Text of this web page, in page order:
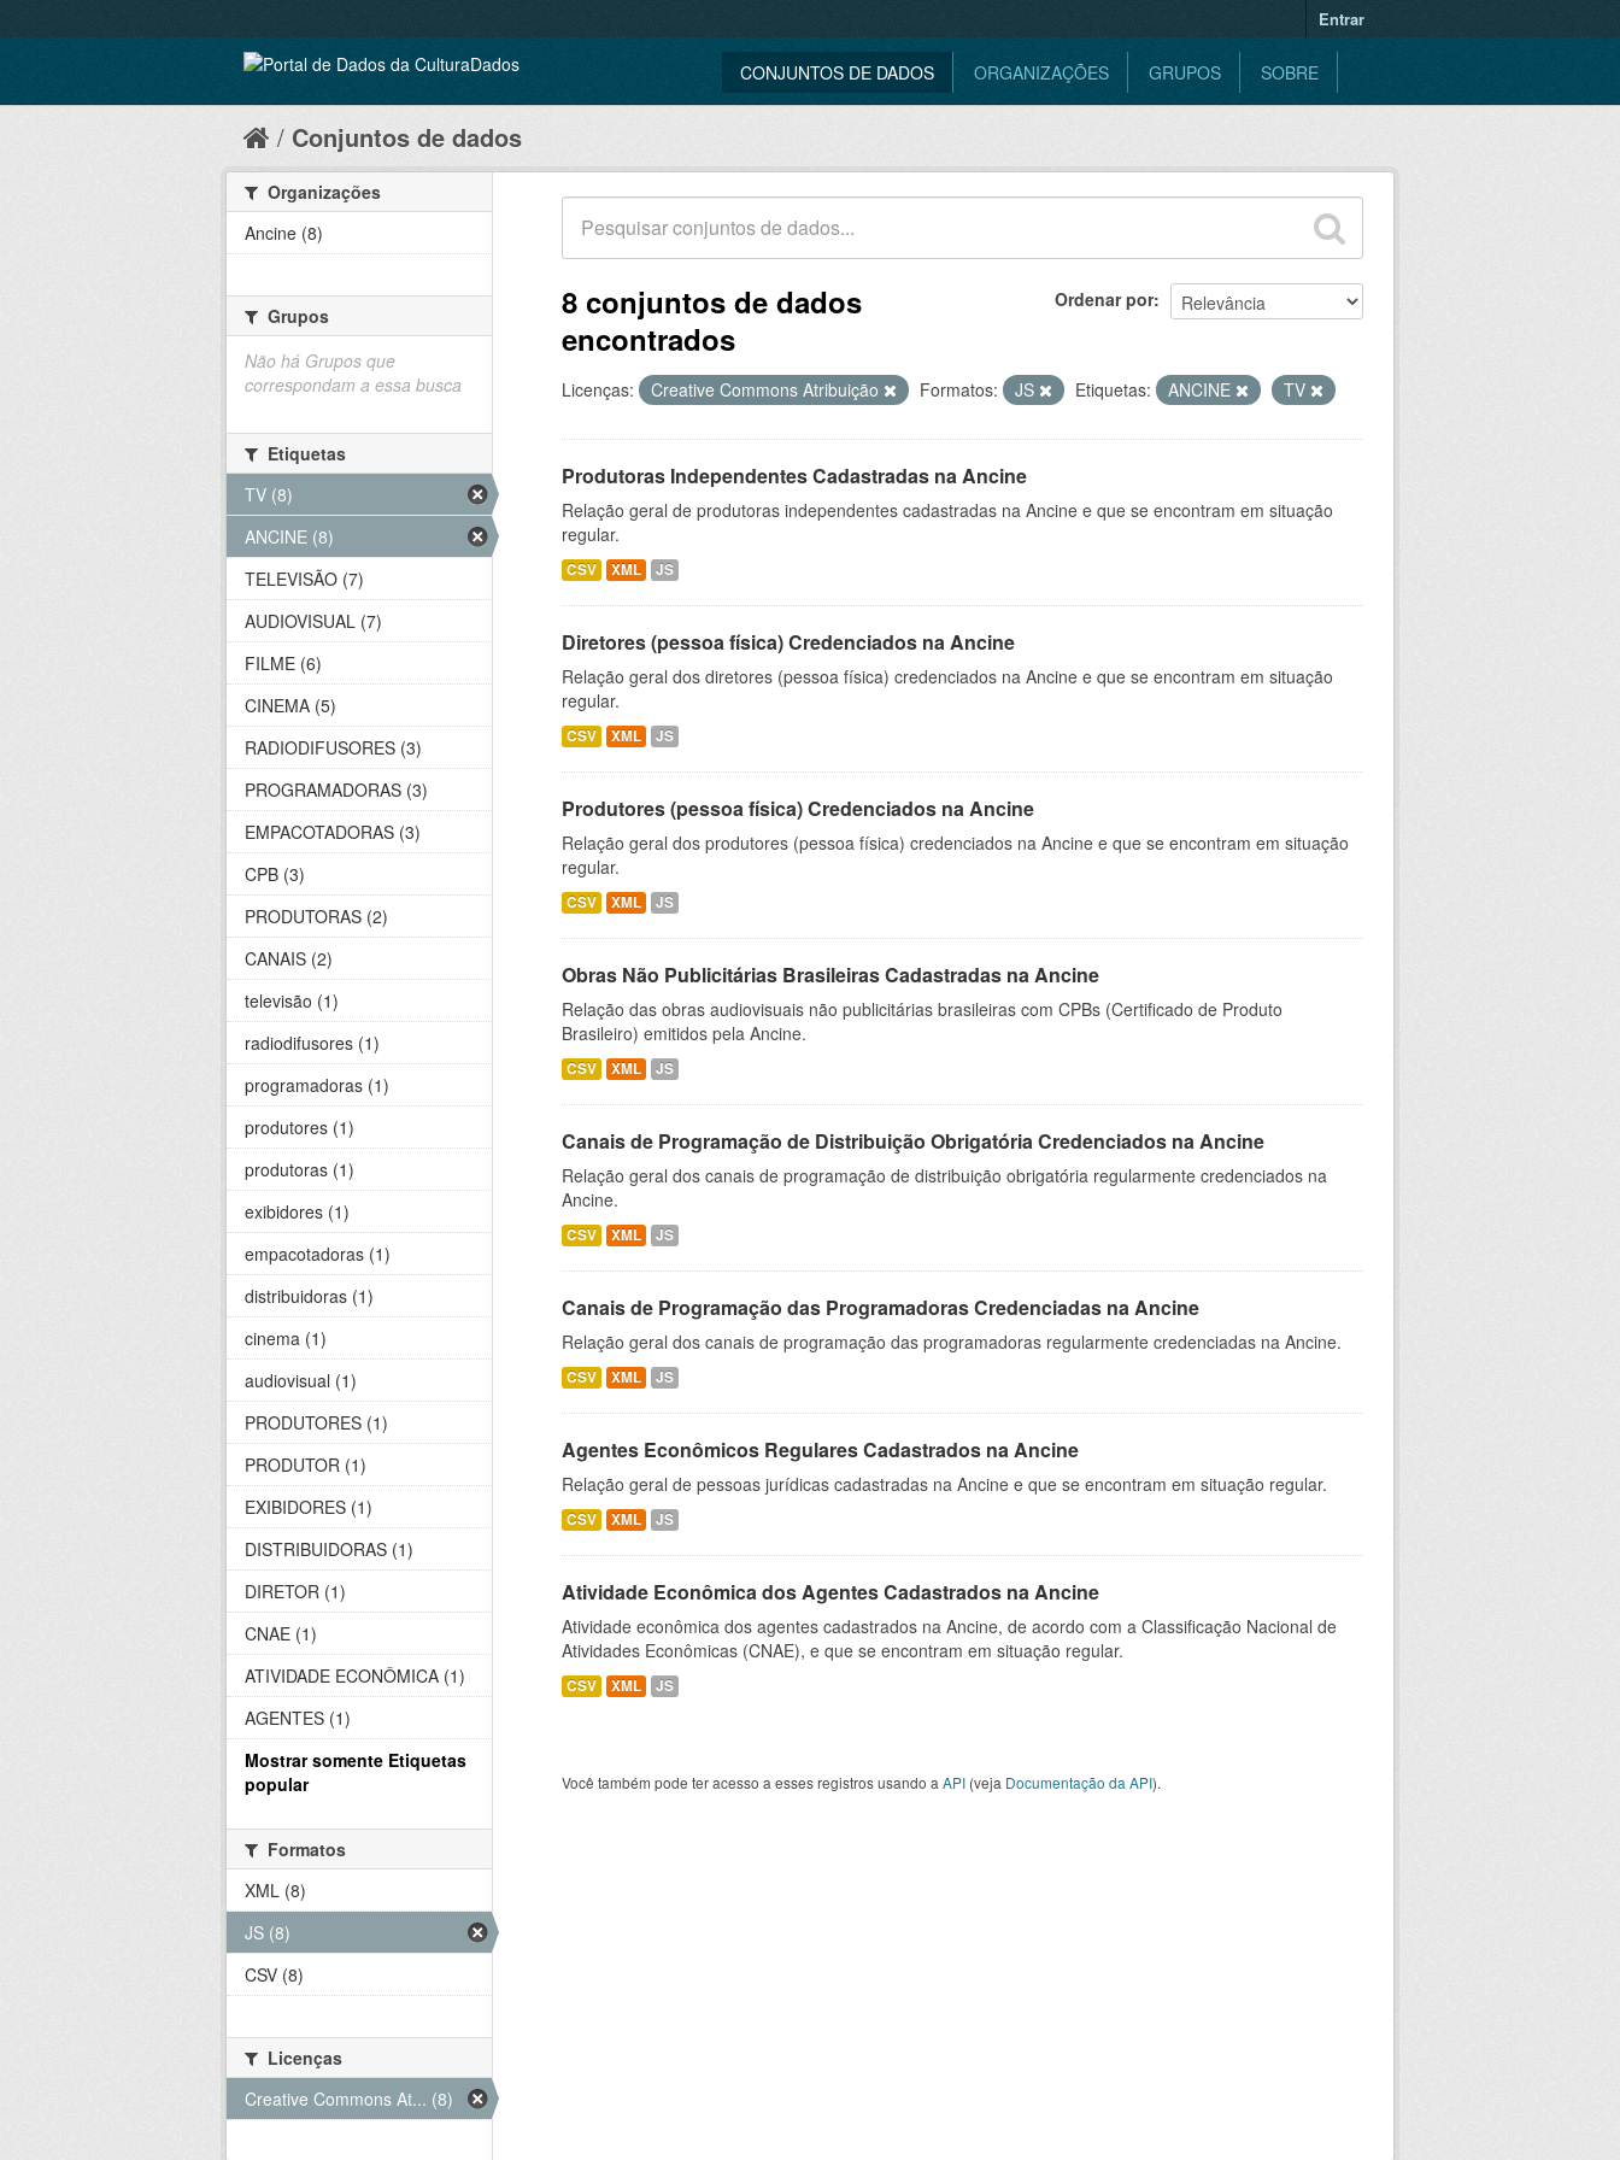
Entrar
CONJUNTOS DE DADOS ORGANIZAÇÕES GRUPOS SOBRE
Conjuntos de dados
Ordenar por
8 conjuntos de dados
encontrados
Licenças: Creative Commons Atribuição Formatos: JS Etiquetas: ANCINE TV
Produtoras Independentes Cadastradas na Ancine
Relação geral de produtoras independentes cadastradas na Ancine e que se encontram em situação
regular.
CSV XML JS
Diretores (pessoa física) Credenciados na Ancine
Relação geral dos diretores (pessoa física) credenciados na Ancine e que se encontram em situação
regular.
CSV XML JS
Produtores (pessoa física) Credenciados na Ancine
Relação geral dos produtores (pessoa física) credenciados na Ancine e que se encontram em situação
regular.
CSV XML JS
Obras Não Publicitárias Brasileiras Cadastradas na Ancine
Relação das obras audiovisuais não publicitárias brasileiras com CPBs (Certificado de Produto
Brasileiro) emitidos pela Ancine.
CSV XML JS
Canais de Programação de Distribuição Obrigatória Credenciados na Ancine
Relação geral dos canais de programação de distribuição obrigatória regularmente credenciados na
Ancine.
CSV XML JS
Canais de Programação das Programadoras Credenciadas na Ancine
Relação geral dos canais de programação das programadoras regularmente credenciadas na Ancine.
CSV XML JS
Agentes Econômicos Regulares Cadastrados na Ancine
Relação geral de pessoas jurídicas cadastradas na Ancine e que se encontram em situação regular.
CSV XML JS
Atividade Econômica dos Agentes Cadastrados na Ancine
Atividade econômica dos agentes cadastrados na Ancine, de acordo com a Classificação Nacional de
Atividades Econômicas (CNAE), e que se encontram em situação regular.
CSV XML JS
Você também pode ter acesso a esses registros usando a API (veja Documentação da API).
Organizações
Ancine (8)
Grupos
Não há Grupos que
correspondam a essa busca
Etiquetas
TV (8)
ANCINE (8)
TELEVISÃO (7)
AUDIOVISUAL (7)
FILME (6)
CINEMA (5)
RADIODIFUSORES (3)
PROGRAMADORAS (3)
EMPACOTADORAS (3)
CPB (3)
PRODUTORAS (2)
CANAIS (2)
televisão (1)
radiodifusores (1)
programadoras (1)
produtores (1)
produtoras (1)
exibidores (1)
empacotadoras (1)
distribuidoras (1)
cinema (1)
audiovisual (1)
PRODUTORES (1)
PRODUTOR (1)
EXIBIDORES (1)
DISTRIBUIDORAS (1)
DIRETOR (1)
CNAE (1)
ATIVIDADE ECONÔMICA (1)
AGENTES (1)
Mostrar somente Etiquetas
popular
Formatos
XML (8)
JS (8)
CSV (8)
Licenças
Creative Commons At... (8)